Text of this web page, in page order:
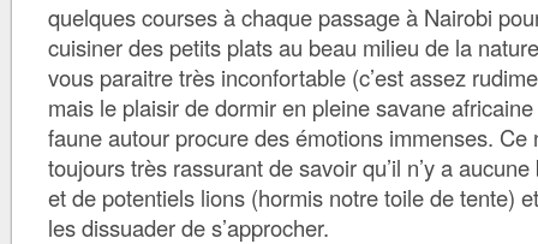
quelques courses à chaque passage à Nairobi
cuisiner des petits plats au beau milieu de la
vous paraitre très inconfortable (c’est assez
mais le plaisir de dormir en pleine savane
faune autour procure des émotions immenses. Ce
toujours très rassurant de savoir qu’il n’y a
et de potentiels lions (hormis notre toile de tente)
les dissuader de s’approcher.